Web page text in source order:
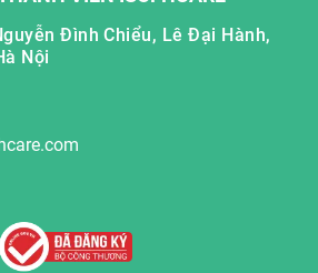
Đình Chiểu, Lê Đại Hành,
Nội